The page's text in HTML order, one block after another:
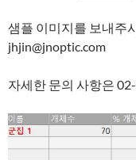
샘플 이미지를 보내주
jhjin@jnoptic.com
자세한 문의 사항은